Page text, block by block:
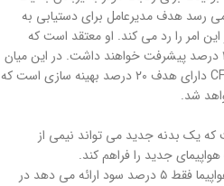
می رسد هدف مدیرعامل برای دستیابی به
بهتر این امر را رد می کند. او معتقد است که
موتورهای امروزی در بهترین حالت ۱۰ درصد پیشرفت خواهند داشت. در این میان
موتور RISE Open Fan پیشنهادی CFM دارای هدف ۲۰ درصد بهینه سازی است که
یک بدنه جدید می تواند نیمی از
جدید را فراهم کند.
اظهارات او بیانگر این است که بدنه هواپیما فقط ۵ درصد سود ارائه می دهد در